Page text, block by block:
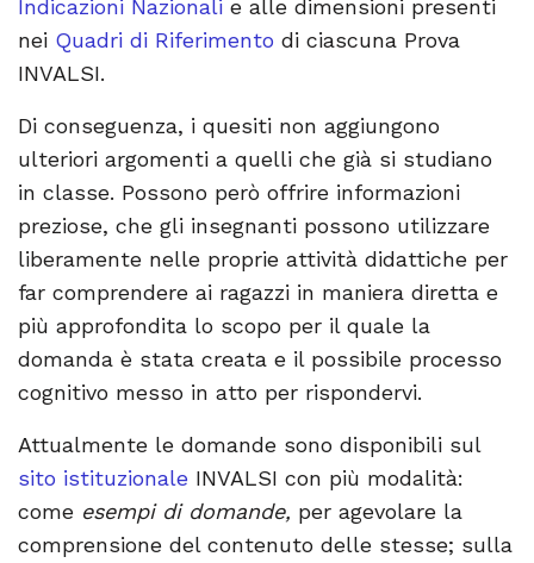
Indicazioni Nazionali e alle dimensioni presenti
nei Quadri di Riferimento di ciascuna Prova
INVALSI.
Di conseguenza, i quesiti non aggiungono
ulteriori argomenti a quelli che già si studiano
in classe. Possono però offrire informazioni
preziose, che gli insegnanti possono utilizzare
liberamente nelle proprie attività didattiche per
far comprendere ai ragazzi in maniera diretta e
più approfondita lo scopo per il quale la
domanda è stata creata e il possibile processo
cognitivo messo in atto per rispondervi.
Attualmente le domande sono disponibili sul
sito istituzionale INVALSI con più modalità:
come esempi di domande, per agevolare la
comprensione del contenuto delle stesse; sulla